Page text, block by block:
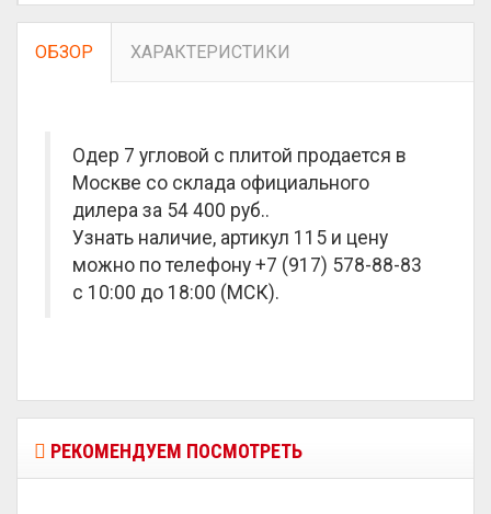
ОБЗОР ХАРАКТЕРИСТИКИ
Одер 7 угловой с плитой продается в
Москве со склада официального
дилера за 54 400 руб..
Узнать наличие, артикул 115 и цену
можно по телефону +7 (917) 578-88-83
с 10:00 до 18:00 (МСК).
РЕКОМЕНДУЕМ ПОСМОТРЕТЬ